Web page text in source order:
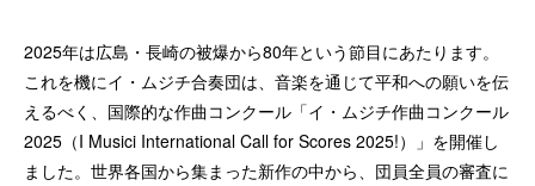
2025年は広島・長崎の被爆から80年という節目にあたります。
これを機にイ・ムジチ合奏団は、音楽を通じて平和への願いを伝
えるべく、国際的な作曲コンクール「イ・ムジチ作曲コンクール
2025（I Musici International Call for Scores 2025!）」を開催し
ました。世界各国から集まった新作の中から、団員全員の審査に